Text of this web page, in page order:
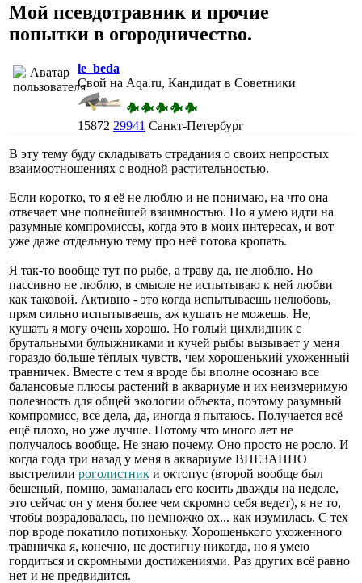
Мой псевдотравник и прочие
попытки в огородничество.
le_beda
Свой на Aqa.ru, Кандидат в Советники
15872 29941 Санкт-Петербург
В эту тему буду складывать страдания о своих непростых
взаимоотношениях с водной растительностью.
Если коротко, то я её не люблю и не понимаю, на что она
отвечает мне полнейшей взаимностью. Но я умею идти на
разумные компромиссы, когда это в моих интересах, и вот
уже даже отдельную тему про неё готова кропать.
Я так-то вообще тут по рыбе, а траву да, не люблю. Но
пассивно не люблю, в смысле не испытываю к ней любви
как таковой. Активно - это когда испытываешь нелюбовь,
прям сильно испытываешь, аж кушать не можешь. Не,
кушать я могу очень хорошо. Но голый цихлидник с
брутальными булыжниками и кучей рыбы вызывает у меня
гораздо больше тёплых чувств, чем хорошенький ухоженный
травничек. Вместе с тем я вроде бы вполне осознаю все
балансовые плюсы растений в аквариуме и их неизмеримую
полезность для общей экологии объекта, поэтому разумный
компромисс, все дела, да, иногда я пытаюсь. Получается всё
ещё плохо, но уже лучше. Потому что много лет не
получалось вообще. Не знаю почему. Оно просто не росло. И
когда года три назад у меня в аквариуме ВНЕЗАПНО
выстрелили роголистник и октопус (второй вообще был
бешеный, помню, заманалась его косить дважды на неделе,
это сейчас он у меня более чем скромно себя ведет), я не то,
чтобы возрадовалась, но немножко ох... как изумилась. С тех
пор вроде покатило потихоньку. Хорошенького ухоженного
травничка я, конечно, не достигну никогда, но я умею
гордиться и скромными достижениями. Раз других всё равно
нет и не предвидится.